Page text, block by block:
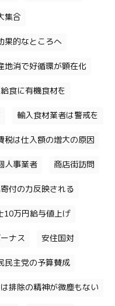
集合
果的なところへ
地消で好循環が顕在化
給食に有機食材を
輸入食材業者は警戒を
税は仕入額の増大の原因
人事業者 商店街訪問
付の力反映される
10万円給与値上げ
ナス 安住国対
民主党の予算賛成
排除の精神が微塵もない